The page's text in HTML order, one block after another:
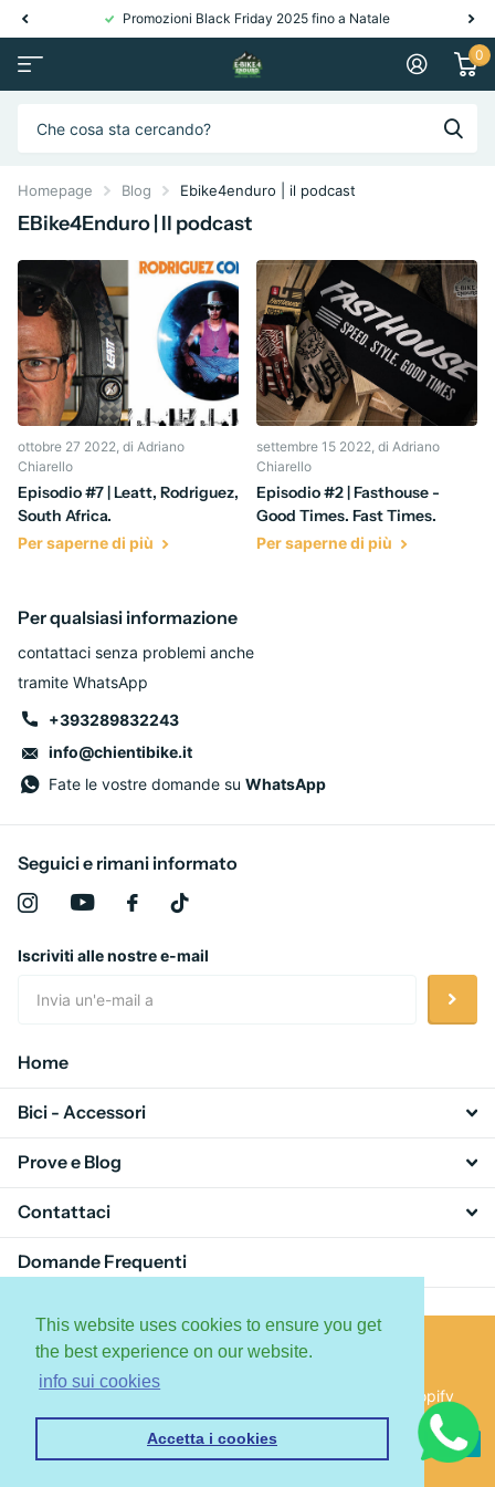
This website uses cookies to ensure you get
the best experience on our website.
info sui cookies
Accetta i cookies
Promozioni Black Friday 2025 fino a Natale
0
Homepage Blog Ebike4enduro | il podcast
EBike4Enduro | Il podcast
ottobre 27 2022, di Adriano
Chiarello
Episodio #7 | Leatt, Rodriguez,
South Africa.
Per saperne di più
settembre 15 2022, di Adriano
Chiarello
Episodio #2 | Fasthouse -
Good Times. Fast Times.
Per saperne di più
Per qualsiasi informazione
contattaci senza problemi anche
tramite WhatsApp
+393289832243
info@chientibike.it
Fate le vostre domande su WhatsApp
Seguici e rimani informato
Iscriviti alle nostre e-mail
Home
Bici - Accessori
Prove e Blog
Contattaci
Domande Frequenti
©2026Ebike4Enduro - ChientiBike, Powered by Shopify